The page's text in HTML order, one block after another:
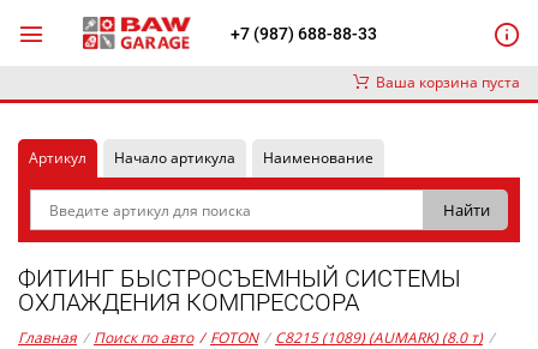
+7 (987) 688-88-33
Ваша корзина пуста
Артикул Начало артикула Наименование
ФИТИНГ БЫСТРОСЪЕМНЫЙ СИСТЕМЫ
ОХЛАЖДЕНИЯ КОМПРЕССОРА
Главная / Поиск по авто / FOTON / C8215 (1089) (AUMARK) (8.0 т) /